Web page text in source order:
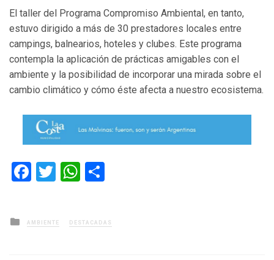
El taller del Programa Compromiso Ambiental, en tanto,
estuvo dirigido a más de 30 prestadores locales entre
campings, balnearios, hoteles y clubes. Este programa
contempla la aplicación de prácticas amigables con el
ambiente y la posibilidad de incorporar una mirada sobre el
cambio climático y cómo éste afecta a nuestro ecosistema.
Facebook
TwitterWhatsApp
Posted
in
AMBIENTE DESTACADAS